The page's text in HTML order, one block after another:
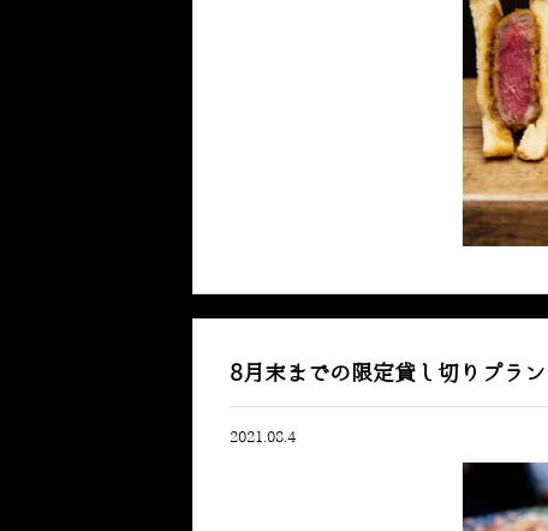
8月末までの限定貸し切りプラ
2021.08.4